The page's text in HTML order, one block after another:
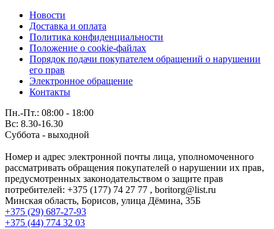
Новости
Доставка и оплата
Политика конфиденциальности
Положение о cookie-файлах
Порядок подачи покупателем обращений о нарушении
его прав
Электронное обращение
Контакты
Пн.-Пт.: 08:00 - 18:00
Вс: 8.30-16.30
Суббота - выходной
Номер и адрес электронной почты лица, уполномоченного
рассматривать обращения покупателей о нарушении их прав,
предусмотренных законодательством о защите прав
потребителей: +375 (177) 74 27 77 , boritorg@list.ru
Минская область, Борисов, улица Дёмина, 35Б
+375 (29) 687-27-93
+375 (44) 774 32 03